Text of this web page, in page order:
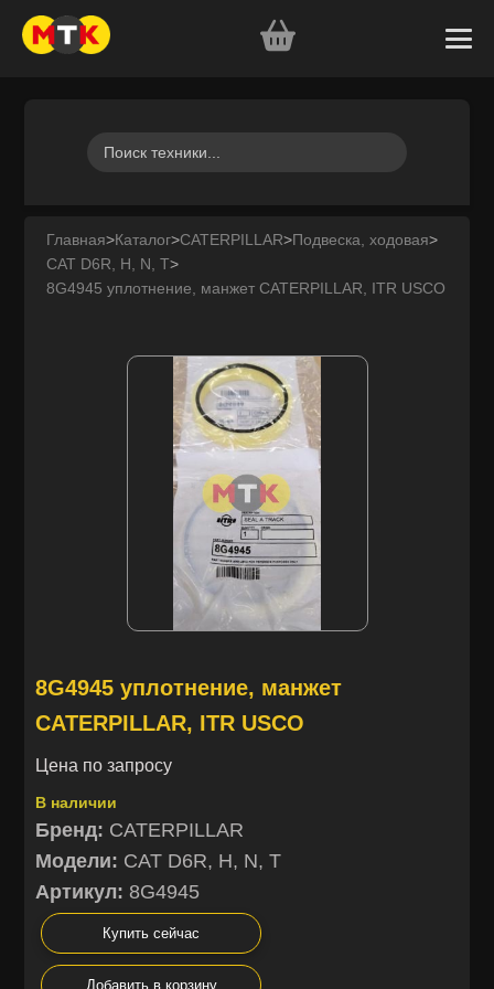
Главная>Каталог>CATERPILLAR>Подвеска, ходовая>
CAT D6R, H, N, T>
8G4945 уплотнение, манжет CATERPILLAR, ITR USCO
8G4945 уплотнение, манжет
CATERPILLAR, ITR USCO
Цена по запросу
В наличии
Бренд: CATERPILLAR
Модели: CAT D6R, H, N, T
Артикул: 8G4945
Купить сейчас
Добавить в корзину